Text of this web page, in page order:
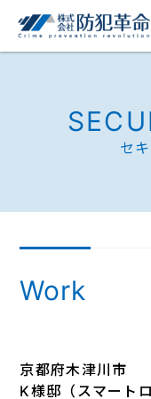
セ
Work
京都府木津川市
K様邸（スマートロ